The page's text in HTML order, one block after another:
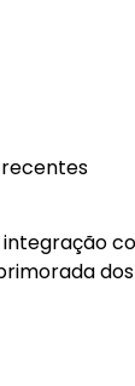
integração
dos